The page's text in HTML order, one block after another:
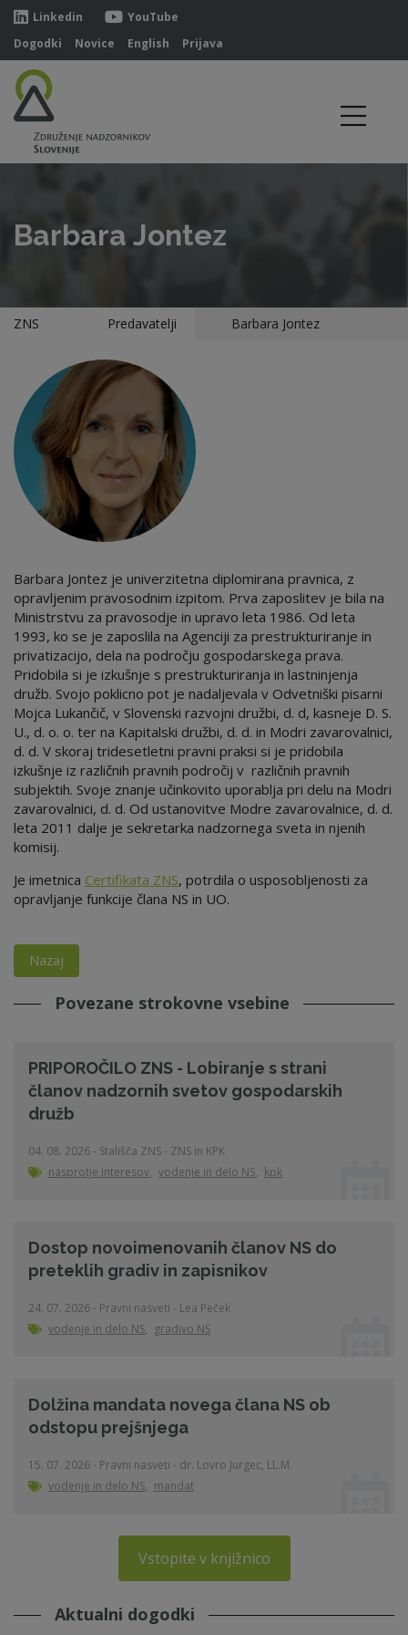
Linkedin
YouTube
Dogodki
Novice English Prijava
Barbara Jontez
ZNS Predavatelji Barbara Jontez
Barbara Jontez je univerzitetna diplomirana pravnica, z
opravljenim pravosodnim izpitom. Prva zaposlitev je bila na
Ministrstvu za pravosodje in upravo leta 1986. Od leta
1993, ko se je zaposlila na Agenciji za prestrukturiranje in
privatizacijo, dela na področju gospodarskega prava.
Pridobila si je izkušnje s prestrukturiranja in lastninjenja
družb. Svojo poklicno pot je nadaljevala v Odvetniški pisarni
Mojca Lukančič, v Slovenski razvojni družbi, d. d, kasneje D. S.
U., d. o. o. ter na Kapitalski družbi, d. d. in Modri zavarovalnici,
d. d. V skoraj tridesetletni pravni praksi si je pridobila
izkušnje iz različnih pravnih področij v različnih pravnih
subjektih. Svoje znanje učinkovito uporablja pri delu na Modri
zavarovalnici, d. d. Od ustanovitve Modre zavarovalnice, d. d.
leta 2011 dalje je sekretarka nadzornega sveta in njenih
komisij.
Je imetnica Certifikata ZNS, potrdila o usposobljenosti za
opravljanje funkcije člana NS in UO.
Nazaj
Povezane strokovne vsebine
PRIPOROČILO ZNS - Lobiranje s strani
članov nadzornih svetov gospodarskih
družb
04. 08. 2026 - Stališča ZNS - ZNS in KPK
nasprotje interesov, vodenje in delo NS, kpk
Dostop novoimenovanih članov NS do
preteklih gradiv in zapisnikov
24. 07. 2026 - Pravni nasveti - Lea Peček
vodenje in delo NS, gradivo NS
Dolžina mandata novega člana NS ob
odstopu prejšnjega
15. 07. 2026 - Pravni nasveti - dr. Lovro Jurgec, LL.M.
vodenje in delo NS, mandat
Vstopite v knjižnico
Aktualni dogodki